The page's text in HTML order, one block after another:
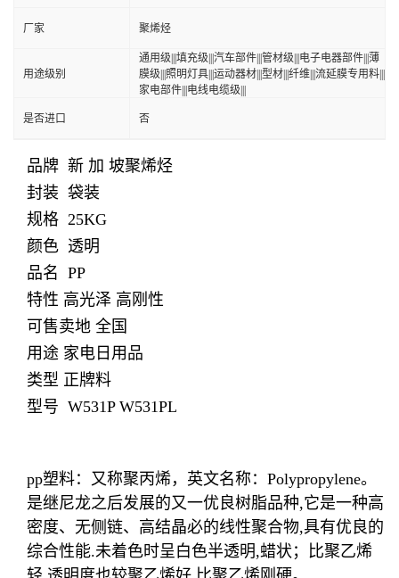
厂家 聚烯烃
用途级别
通用级|||填充级|||汽车部件|||管材级|||电子电器部件|||薄
膜级|||照明灯具|||运动器材|||型材|||纤维|||流延膜专用料|||
家电部件|||电线电缆级|||
是否进口 否
品牌 新 加 坡聚烯烃
封装 袋装
规格 25KG
颜色 透明
品名 PP
特性 高光泽 高刚性
可售卖地 全国
用途 家电日用品
类型 正牌料
型号 W531P W531PL
pp塑料：又称聚丙烯，英文名称：Polypropylene。
是继尼龙之后发展的又一优良树脂品种,它是一种高
密度、无侧链、高结晶必的线性聚合物,具有优良的
综合性能.未着色时呈白色半透明,蜡状；比聚乙烯